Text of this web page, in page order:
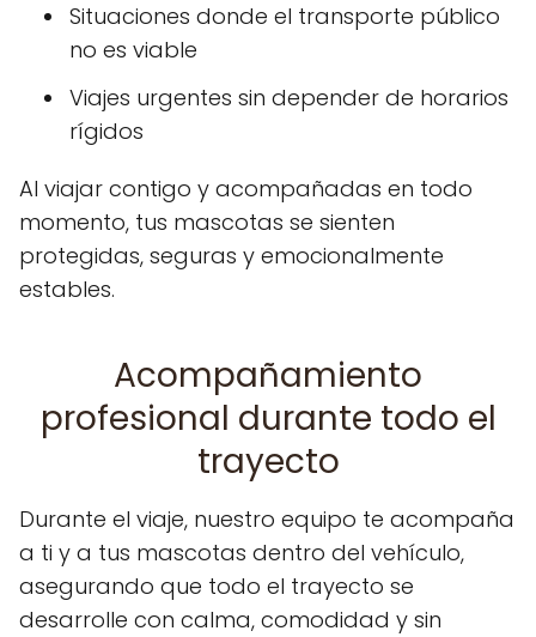
Situaciones donde el transporte público
no es viable
Viajes urgentes sin depender de horarios
rígidos
Al viajar contigo y acompañadas en todo
momento, tus mascotas se sienten
protegidas, seguras y emocionalmente
estables.
Acompañamiento
profesional durante todo el
trayecto
Durante el viaje, nuestro equipo te acompaña
a ti y a tus mascotas dentro del vehículo,
asegurando que todo el trayecto se
desarrolle con calma, comodidad y sin